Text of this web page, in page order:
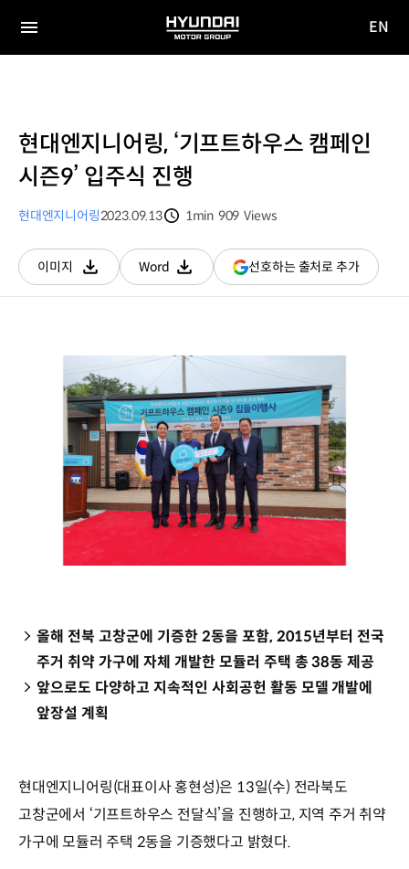
전체
HYUNDAI
MOTOR
EN
현대엔지니어링, ‘기프트하우스 캠페인
시즌9’ 입주식 진행
현대엔지니어링2023.09.13
1min 909 Views
이미지
다운로드
Word
다운로드
선호하는 출처로 추가(새
창
올해 전북 고창군에 기증한 2동을 포함, 2015년부터 전국
주거 취약 가구에 자체 개발한 모듈러 주택 총 38동 제공
앞으로도 다양하고 지속적인 사회공헌 활동 모델 개발에
앞장설 계획
현대엔지니어링(대표이사 홍현성)은 13일(수) 전라북도
고창군에서 ‘기프트하우스 전달식’을 진행하고, 지역 주거 취약
가구에 모듈러 주택 2동을 기증했다고 밝혔다.